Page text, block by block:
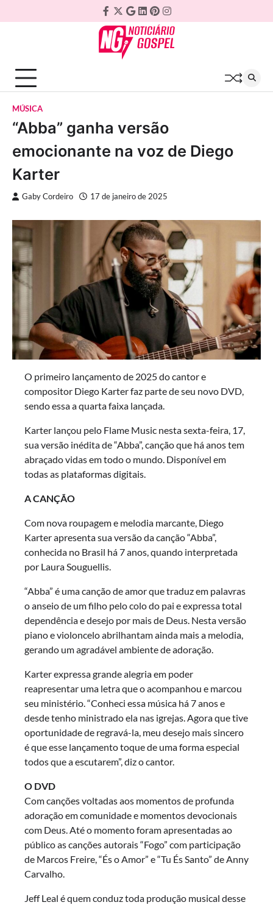
to
Facebook
Twitter
Google
Plus
Linkedin
Pinterest
Instagram
MÚSICA
“Abba” ganha versão
emocionante na voz de Diego
Karter
Gaby Cordeiro 17 de janeiro de 2025
O primeiro lançamento de 2025 do cantor e
compositor Diego Karter faz parte de seu novo DVD,
sendo essa a quarta faixa lançada.
Karter lançou pelo Flame Music nesta sexta-feira, 17,
sua versão inédita de “Abba”, canção que há anos tem
abraçado vidas em todo o mundo. Disponível em
todas as plataformas digitais.
A CANÇÃO
Com nova roupagem e melodia marcante, Diego
Karter apresenta sua versão da canção “Abba”,
conhecida no Brasil há 7 anos, quando interpretada
por Laura Souguellis.
“Abba” é uma canção de amor que traduz em palavras
o anseio de um filho pelo colo do pai e expressa total
dependência e desejo por mais de Deus. Nesta versão
piano e violoncelo abrilhantam ainda mais a melodia,
gerando um agradável ambiente de adoração.
Karter expressa grande alegria em poder
reapresentar uma letra que o acompanhou e marcou
seu ministério. “Conheci essa música há 7 anos e
desde tenho ministrado ela nas igrejas. Agora que tive
oportunidade de regravá-la, meu desejo mais sincero
é que esse lançamento toque de uma forma especial
todos que a escutarem”, diz o cantor.
O DVD
Com canções voltadas aos momentos de profunda
adoração em comunidade e momentos devocionais
com Deus. Até o momento foram apresentadas ao
público as canções autorais “Fogo” com participação
de Marcos Freire, “És o Amor” e “Tu És Santo” de Anny
Carvalho.
Jeff Leal é quem conduz toda produção musical desse